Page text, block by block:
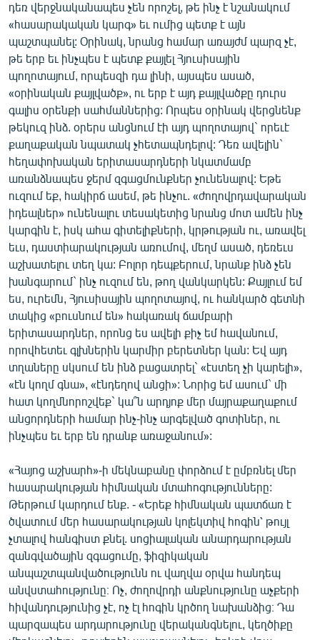
դեռ վերջնականապես չեն որոշել, թե ինչ է նշանակում
«հասարակական կարգ» եւ ումից պետք է այն
պաշտպանել: Օրինակ, նրանց համար առայժմ պարզ չէ,
թե երբ եւ ինչպես է պետք քայլել Հյուսիսային
պողոտայում, որպեսզի դա լինի, այսպես ասած,
«օրինական քայլվածք», ու երբ է այդ քայլվածքը դուրս
գալիս օրենքի սահմաններից: Որպես օրինակ վերցնենք
թեկուզ ինձ. օրերս անցնում էի այդ պողոտայով` որեւէ
քաղաքական նպատակ չհետապնդելով: Դեռ ավելին`
հեղափոխական երիտասարդների նկատմամբ
առանձնապես ջերմ զգացմունքներ չունենալով: Եթե
ուզում եք, հակիրճ ասեմ, թե ինչու. «ժողովրդավարական
իդեալներ» ունենալու տեսակետից նրանց մոտ ամեն ինչ
կարգին է, իսկ ահա գիտելիքների, կրթության ու, առավել
եւս, դաստիարակության առումով, մեղմ ասած, դեռեւս
աշխատելու տեղ կա: Բոլոր դեպքերում, նրանք ինձ չեն
խանգարում` ինչ ուզում են, թող վանկարկեն: Քայլում եմ
ես, ուրեմն, Հյուսիսային պողոտայով, ու հանկարծ գետնի
տակից «բուսնում են» հակառակ ճամբարի
երիտասարդներ, որոնց ես ավելի քիչ եմ հավանում,
որովհետեւ գլխներին կարմիր բերետներ կան: Եվ այդ
տղաները սկսում են ինձ բացատրել` «էստեղ չի կարելի»,
«էն կողմ գնա», «էնդեղով անցի»: Նորից եմ ասում` մի
հատ կողմնորոշվեք` կա՞ն արդյոք մեր մայրաքաղաքում
անցորդների համար ինչ-ինչ արգելված գոտիներ, ու
ինչպես եւ երբ են դրանք առաջանում»:
«Հայոց աշխարհ»-ի մեկնաբանը փորձում է ըմբռնել մեր
հասարակության հիմնական մտահոգությունները:
Թերթում կարդում ենք. - «Երեք հիմնական պատճառ է
ծվատում մեր հասարակության կոլեկտիվ հոգին՝ թույլ
չտալով հանգիստ քնել. սոցիալական անարդարության
զանգվածային զգացումը, ֆիզիկական
անպաշտպանվածությունն ու վաղվա օրվա հանդեպ
անվստահությունը։ Ոչ, ժողովրդի անքնությունը աչքերի
հիվանդությունից չէ, ոչ էլ հոգին կրծող նախանձից։ Դա
պարզապես արդարությունը վերականգնելու, կեղծիքը